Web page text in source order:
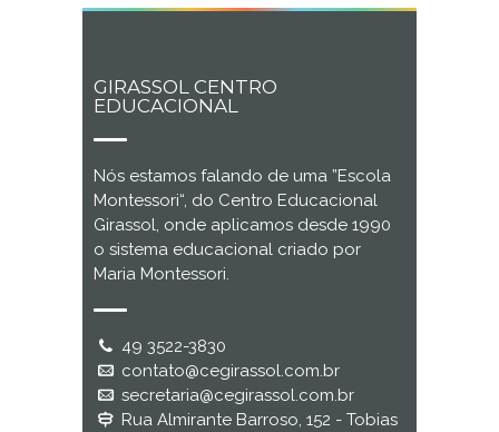
GIRASSOL CENTRO
EDUCACIONAL
Nós estamos falando de uma ”Escola
Montessori“, do Centro Educacional
Girassol, onde aplicamos desde 1990
o sistema educacional criado por
Maria Montessori.
49 3522-3830
contato@cegirassol.com.br
secretaria@cegirassol.com.br
Rua Almirante Barroso, 152 - Tobias